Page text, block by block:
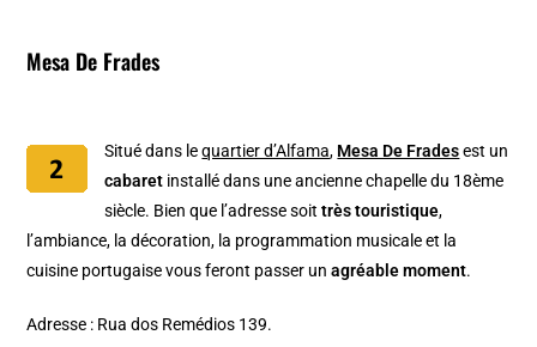
Mesa De Frades
Situé dans lequartier d’Alfama, Mesa De Fradesest un
cabaret installé dans une ancienne chapelle du 18ème
siècle. Bien que l’adresse soittrès touristique,
l’ambiance, la décoration, la programmation musicale et la
cuisine portugaise vous feront passer unagréable moment.
Adresse : Rua dos Remédios 139.